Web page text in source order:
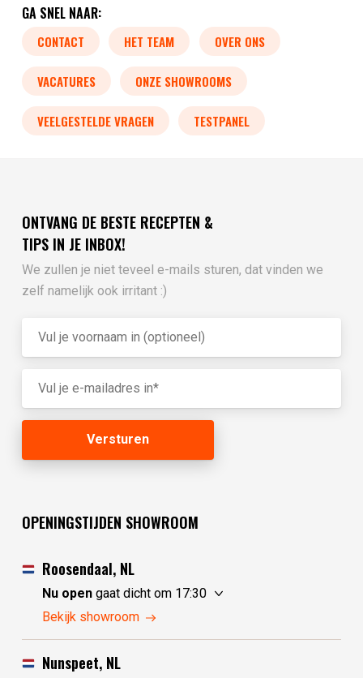
GA SNEL NAAR:
CONTACT HET TEAM OVER ONS
VACATURES ONZE SHOWROOMS
VEELGESTELDE VRAGEN TESTPANEL
ONTVANG DE BESTE RECEPTEN &
TIPS IN JE INBOX!
We zullen je niet teveel e-mails sturen, dat vinden we
zelf namelijk ook irritant :)
OPENINGSTIJDEN SHOWROOM
Roosendaal, NL
Nu opengaat dicht om 17:30
vrijdag
zaterdag
10:00 - 17:30
zondag
Bekijk showroom
Nunspeet, NL